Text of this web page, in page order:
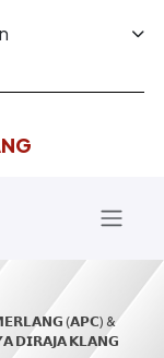
(𝗔𝗣𝗖) &
𝗗𝗜𝗥𝗔𝗝𝗔 𝗞𝗟𝗔𝗡𝗚